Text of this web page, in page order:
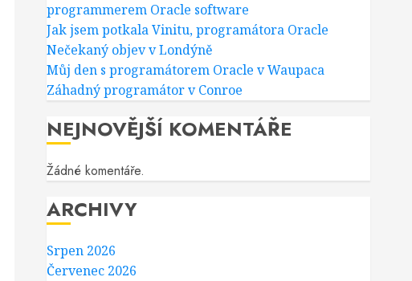
programmerem Oracle software
Jak jsem potkala Vinitu, programátora Oracle
Nečekaný objev v Londýně
Můj den s programátorem Oracle v Waupaca
Záhadný programátor v Conroe
NEJNOVĚJŠÍ KOMENTÁŘE
Žádné komentáře.
ARCHIVY
Srpen 2026
Červenec 2026